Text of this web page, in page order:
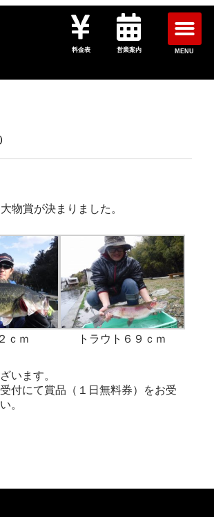
料金表 営業案内 MENU
賞が決まりました。
ｃｍ トラウト６９ｃｍ
います。
付にて賞品（１日無料券）をお受
。